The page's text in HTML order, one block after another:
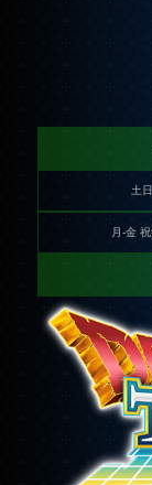
土日
月-金